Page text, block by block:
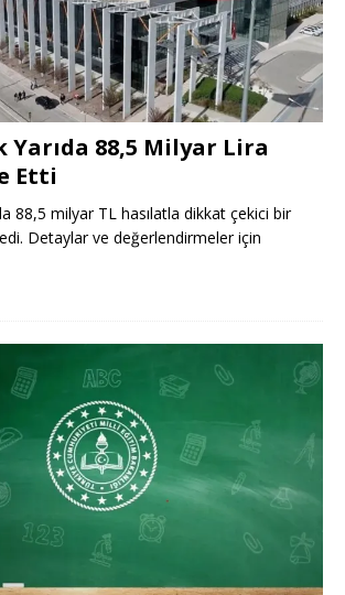
Yarıda 88,5 Milyar Lira
Etti
88,5 milyar TL hasılatla dikkat çekici bir
Detaylar ve değerlendirmeler için